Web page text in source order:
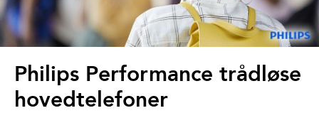
Philips Performance trådløse
hovedtelefoner